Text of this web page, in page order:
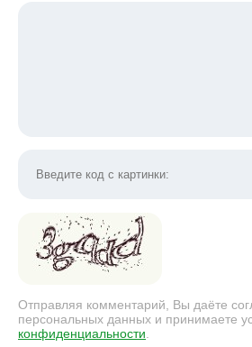
Отправляя комментарий, Вы даёте
персональных данных и принимаете
конфиденциальности